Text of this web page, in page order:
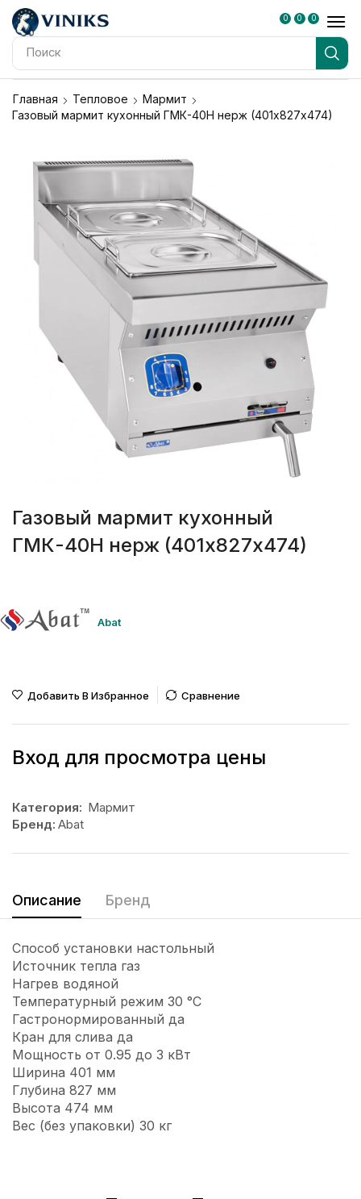
Поиск
0 0 0
Главная Тепловое
Мармит
Газовый мармит кухонный ГМК-40Н нерж (401х827х474)
Газовый мармит кухонный
ГМК-40Н нерж (401х827х474)
Abat
Добавить В Избранное Сравнение
Вход для просмотра цены
Категория: Мармит
Бренд: Abat
Описание Бренд
Способ установки настольный
Источник тепла газ
Нагрев водяной
Температурный режим 30 °C
Гастронормированный да
Кран для слива да
Мощность от 0.95 до 3 кВт
Ширина 401 мм
Глубина 827 мм
Высота 474 мм
Вес (без упаковки) 30 кг